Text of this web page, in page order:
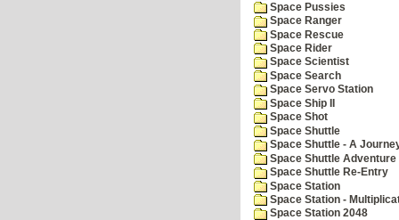
Space Pussies
Space Ranger
Space Rescue
Space Rider
Space Scientist
Space Search
Space Servo Station
Space Ship II
Space Shot
Space Shuttle
Space Shuttle - A
Space Shuttle Adventure
Space Shuttle Re-Entry
Space Station
Space Station -
Space Station 2048